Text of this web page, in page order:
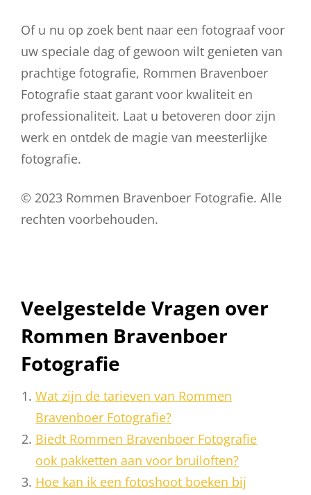
Of u nu op zoek bent naar een fotograaf voor
uw speciale dag of gewoon wilt genieten van
prachtige fotografie, Rommen Bravenboer
Fotografie staat garant voor kwaliteit en
professionaliteit. Laat u betoveren door zijn
werk en ontdek de magie van meesterlijke
fotografie.
© 2023 Rommen Bravenboer Fotografie. Alle
rechten voorbehouden.
Veelgestelde Vragen over
Rommen Bravenboer
Fotografie
Wat zijn de tarieven van Rommen
Bravenboer Fotografie?
Biedt Rommen Bravenboer Fotografie
ook pakketten aan voor bruiloften?
Hoe kan ik een fotoshoot boeken bij